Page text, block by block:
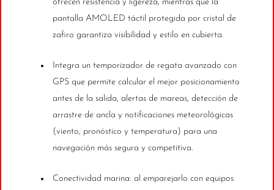
ofrecen resistencia y ligereza, mientras que la
pantalla AMOLED táctil protegida por cristal de
zafiro garantiza visibilidad y estilo en cubierta.
Integra un temporizador de regata avanzado con
GPS que permite calcular el mejor posicionamiento
antes de la salida, alertas de mareas, detección de
arrastre de ancla y notificaciones meteorológicas
(viento, pronóstico y temperatura) para una
navegación más segura y competitiva.
Conectividad marina: al emparejarlo con equipos